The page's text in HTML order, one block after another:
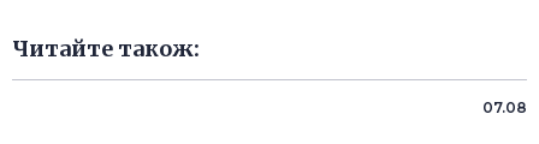
Читайте також:
07.08